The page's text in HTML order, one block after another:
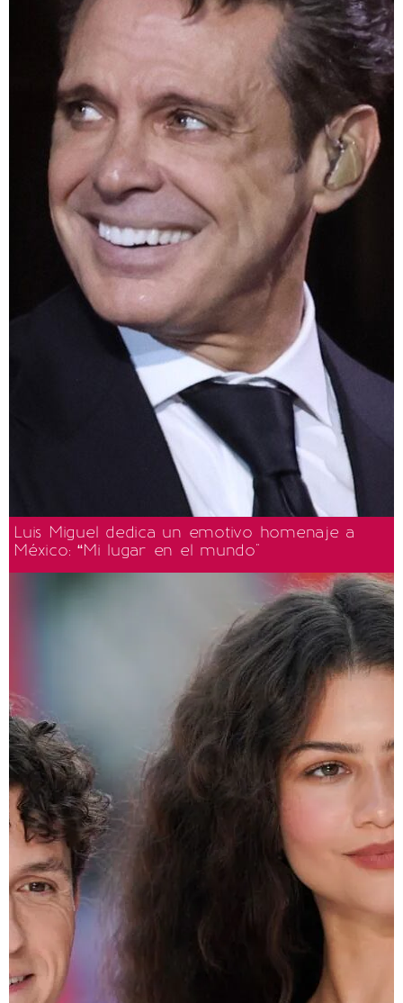
Luis Miguel dedica un emotivo homenaje a
México: “Mi lugar en el mundo"